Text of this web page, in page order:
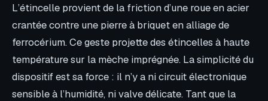
L’étincelle provient de la friction d’une roue en acier
crantée contre une pierre à briquet en alliage de
ferrocérium. Ce geste projette des étincelles à haute
température sur la mèche imprégnée. La simplicité du
dispositif est sa force : il n’y a ni circuit électronique
sensible à l’humidité, ni valve délicate. Tant que la